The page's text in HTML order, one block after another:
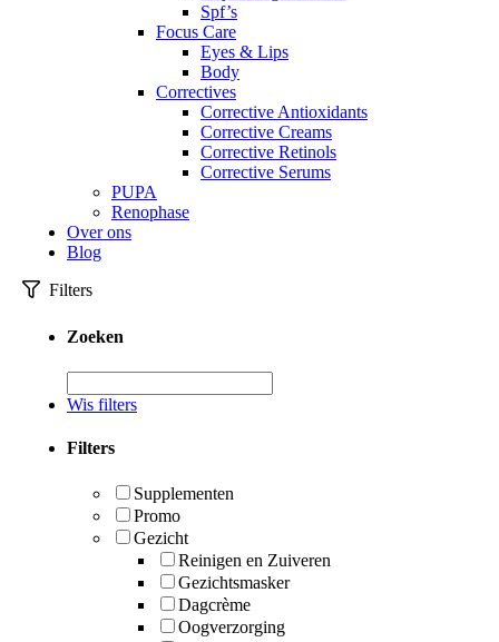
Spf’s
Focus Care
Eyes & Lips
Body
Correctives
Corrective Antioxidants
Corrective Creams
Corrective Retinols
Corrective Serums
PUPA
Renophase
Over ons
Blog
Filters
Zoeken
Wis filters
Filters
Supplementen
Promo
Gezicht
Reinigen en Zuiveren
Gezichtsmasker
Dagcrème
Oogverzorging